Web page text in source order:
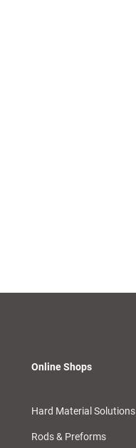
Online Shops
Hard Material Solutions
Rods & Preforms